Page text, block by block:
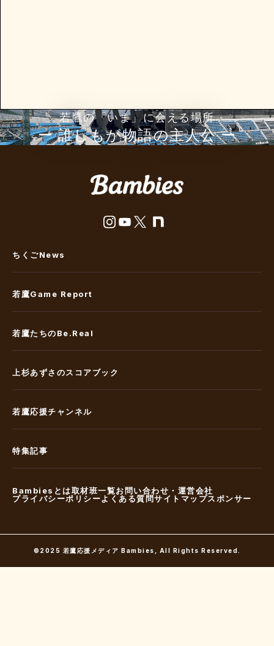
若鷹の「いま」に会える場所
ー 誰しもが物語の主⼈公 ー
ちくごNews
若鷹Game Report
若鷹たちのBe.Real
上杉あずさのスコアブック
若鷹応援チャンネル
特集記事
Bambiesとは取材班一覧お問い合わせ・運営会社
プライバシーポリシーよくある質問サイトマップスポンサー
©︎2025 若鷹応援メディア Bambies, All Rights Reserved.